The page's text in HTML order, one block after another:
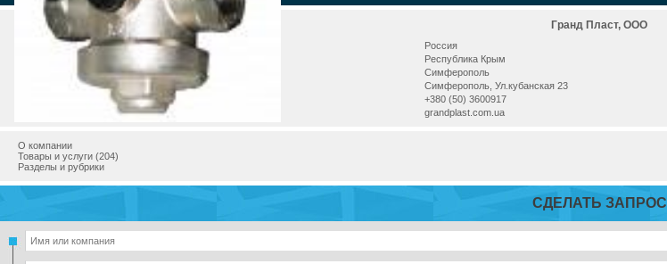
Гранд Пласт, ООО
Россия
Республика Крым
Симферополь
Симферополь, Ул.кубанская 23
+380 (50) 3600917
grandplast.com.ua
О компании
Товары и услуги (204)
Разделы и рубрики
СДЕЛАТЬ ЗАПРОС